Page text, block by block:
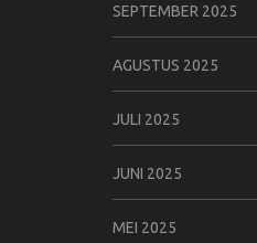
SEPTEMBER 2025
AGUSTUS 2025
JULI 2025
JUNI 2025
MEI 2025